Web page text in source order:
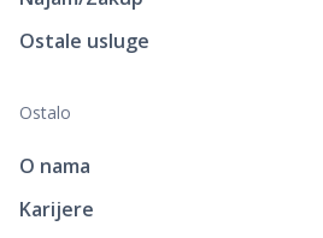
Ostale usluge
Ostalo
O nama
Karijere